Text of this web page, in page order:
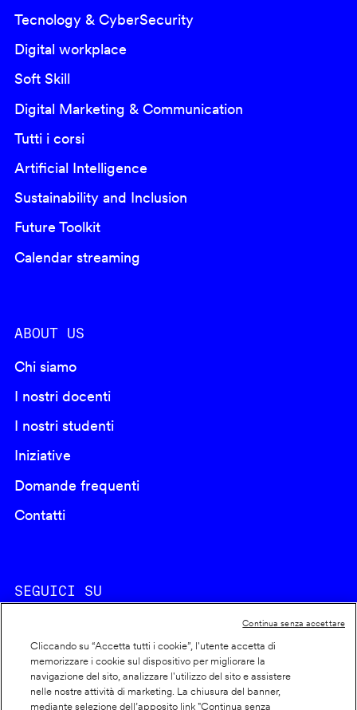
Tecnology & CyberSecurity
Digital workplace
Soft Skill
Digital Marketing & Communication
Tutti i corsi
Artificial Intelligence
Sustainability and Inclusion
Future Toolkit
Calendar streaming
ABOUT US
Chi siamo
I nostri docenti
I nostri studenti
Iniziative
Domande frequenti
Contatti
SEGUICI SU
Cookie policy
Cliccando su “Accetta tutti i cookie”, l'utente accetta di
memorizzare i cookie sul dispositivo per migliorare la
navigazione del sito, analizzare l'utilizzo del sito e assistere
nelle nostre attività di marketing. La chiusura del banner,
mediante selezione dell’apposito link "Continua senza
Continua senza accettare